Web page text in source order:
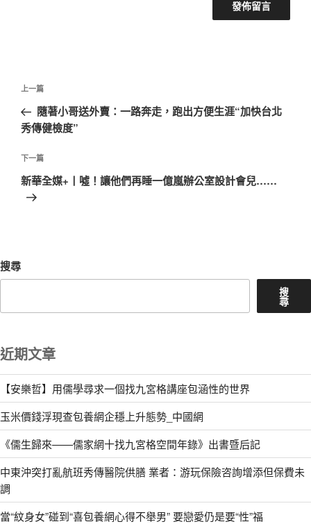
文
導
覽
上
一
篇
章
上一篇
隨著小哥送外賣：一路奔走，跑出方便生涯“加快台北
秀傳健檢度”
下
一
篇
下一篇
新華全媒+丨噓！讓他們再睡一億嵐辦公室設計會兒……
搜尋
搜
尋
近期文章
【安樂哲】用儒學尋求一個找九宮格講座包涵性的世界
玉米價錢浮現查包養網企穩上升態勢_中國網
《儒生歸來——儒家網十找九宮格空間年錄》出書暨后記
中東沖突打亂航班秀傳醫院供膳 業者：游玩保險咨詢增添但保費未
調
當“紋身女”碰到“喜包養網心得不舉男” 要戀愛仍是要“性”福